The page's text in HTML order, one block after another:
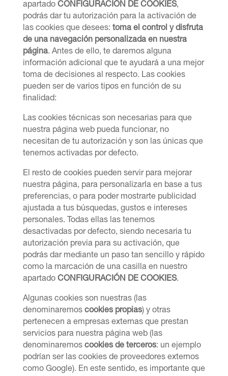
apartado CONFIGURACIÓN DE COOKIES,
podrás dar tu autorización para la activación de
las cookies que desees: toma el control y disfruta
de una navegación personalizada en nuestra
página. Antes de ello, te daremos alguna
información adicional que te ayudará a una mejor
toma de decisiones al respecto. Las cookies
pueden ser de varios tipos en función de su
finalidad:
Las cookies técnicas son necesarias para que
nuestra página web pueda funcionar, no
necesitan de tu autorización y son las únicas que
tenemos activadas por defecto.
El resto de cookies pueden servir para mejorar
nuestra página, para personalizarla en base a tus
preferencias, o para poder mostrarte publicidad
ajustada a tus búsquedas, gustos e intereses
personales. Todas ellas las tenemos
desactivadas por defecto, siendo necesaria tu
autorización previa para su activación, que
podrás dar mediante un paso tan sencillo y rápido
como la marcación de una casilla en nuestro
apartado CONFIGURACIÓN DE COOKIES.
Algunas cookies son nuestras (las
denominaremos cookies propias) y otras
pertenecen a empresas externas que prestan
servicios para nuestra página web (las
denominaremos cookies de terceros: un ejemplo
podrían ser las cookies de proveedores externos
como Google). En este sentido, es importante que